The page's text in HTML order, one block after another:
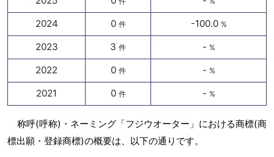
2024 0 件 -100.0 %
2023 3 件 - %
2022 0 件 - %
2021 0 件 - %
称呼(呼称)・ネーミング「フジウオーター」における商標(商
標出願・登録商標)の概要は、以下の通りです。